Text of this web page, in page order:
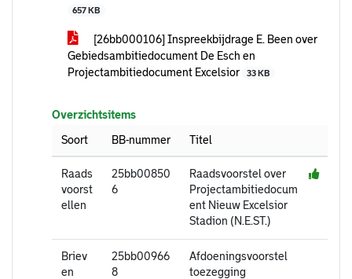
657 KB
[26bb000106] Inspreekbijdrage E. Been over
Gebiedsambitiedocument De Esch en
Projectambitiedocument Excelsior
33 KB
Overzichtsitems
Soort
BB-nummer Titel
Raads
voorst
ellen
25bb00850
6
Raadsvoorstel over
Projectambitiedocum
ent Nieuw Excelsior
Stadion (N.E.ST.)
Briev
en
25bb00966
8
Afdoeningsvoorstel
toezegging